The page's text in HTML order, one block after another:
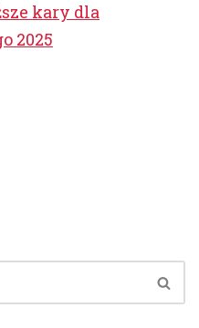
kary dla
2025